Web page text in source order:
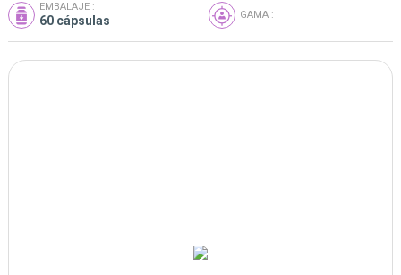
EMBALAJE :
60 cápsulas GAMA :